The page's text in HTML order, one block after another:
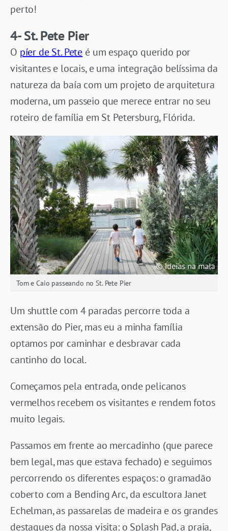
perto!
4- St. Pete Pier
O píer de St. Pete é um espaço querido por
visitantes e locais, e uma integração belíssima da
natureza da baía com um projeto de arquitetura
moderna, um passeio que merece entrar no seu
roteiro de família em St Petersburg, Flórida.
Tom e Caio passeando no St. Pete Pier
Um shuttle com 4 paradas percorre toda a
extensão do Pier, mas eu a minha família
optamos por caminhar e desbravar cada
cantinho do local.
Começamos pela entrada, onde pelicanos
vermelhos recebem os visitantes e rendem fotos
muito legais.
Passamos em frente ao mercadinho (que parece
bem legal, mas que estava fechado) e seguimos
percorrendo os diferentes espaços: o gramadão
coberto com a Bending Arc, da escultora Janet
Echelman, as passarelas de madeira e os grandes
destaques da nossa visita: o Splash Pad, a praia,